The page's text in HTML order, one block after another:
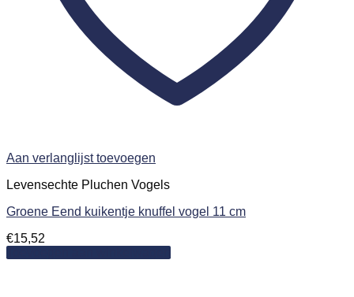
Aan verlanglijst toevoegen
Levensechte Pluchen Vogels
Groene Eend kuikentje knuffel vogel 11 cm
€15,52